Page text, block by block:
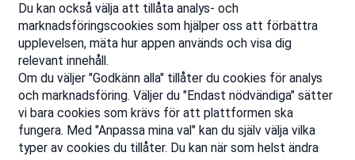
Du kan också välja att tillåta analys- och
marknadsföringscookies som hjälper oss att förbättra
upplevelsen, mäta hur appen används och visa dig
relevant innehåll.
Om du väljer "Godkänn alla" tillåter du cookies för analys
och marknadsföring. Väljer du "Endast nödvändiga" sätter
vi bara cookies som krävs för att plattformen ska
fungera. Med "Anpassa mina val" kan du själv välja vilka
typer av cookies du tillåter. Du kan när som helst ändra